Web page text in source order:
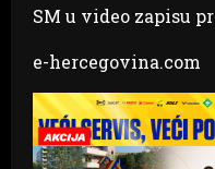
SM u video zapisu
e-hercegovina.com